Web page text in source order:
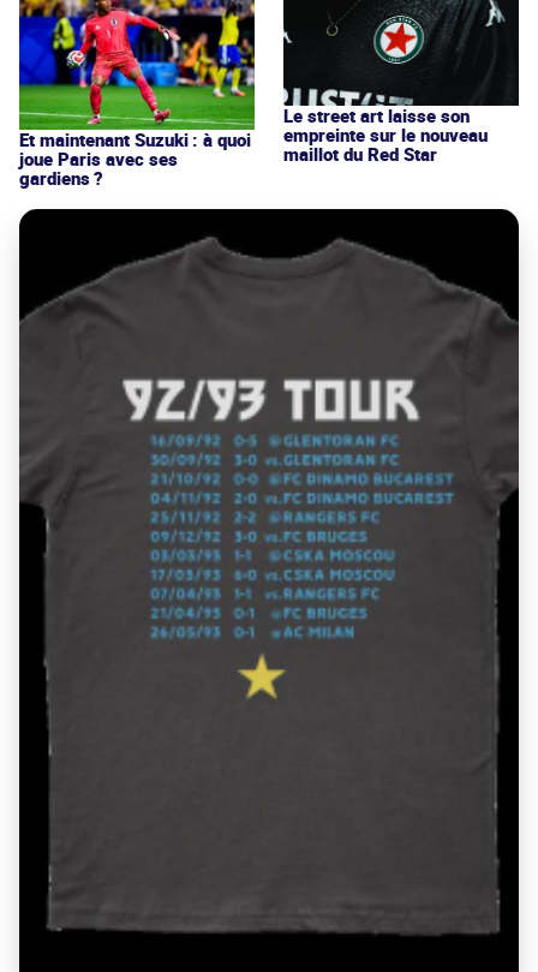
Et maintenant Suzuki : à quoi
joue Paris avec ses
gardiens ?
Le street art laisse son
empreinte sur le nouveau
maillot du Red Star